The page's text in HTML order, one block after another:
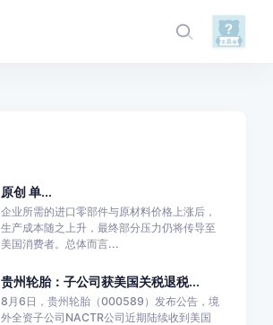
原创 单...
企业所需的进口零部件与原材料价格上涨后，
生产成本随之上升，最终部分压力仍将传导至
美国消费者。总体而言...
贵州轮胎：子公司获美国关税退税...
8月6日，贵州轮胎（000589）发布公告，境
外全资子公司NACTR公司近期陆续收到美国